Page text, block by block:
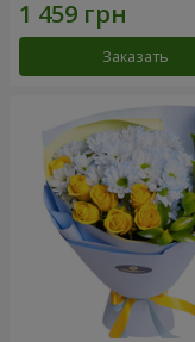
Заказать